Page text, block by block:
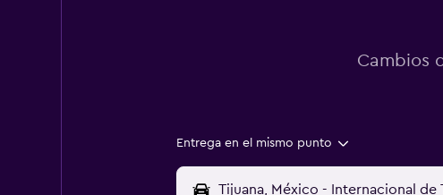
Cambios
Entrega en el mismo punto